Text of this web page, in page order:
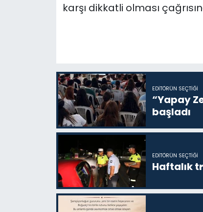
karşı dikkatli olması
EDITÖRÜN SEÇTIĞI
“Yapay
başladı
EDITÖRÜN SEÇTIĞI
Haftalık